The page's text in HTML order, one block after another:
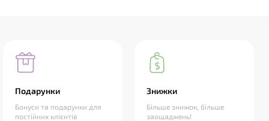
Подарунки
Бонуси та подарунки для
постійних клієнтів
Знижки
Більше знижок, більше
заощаджень!